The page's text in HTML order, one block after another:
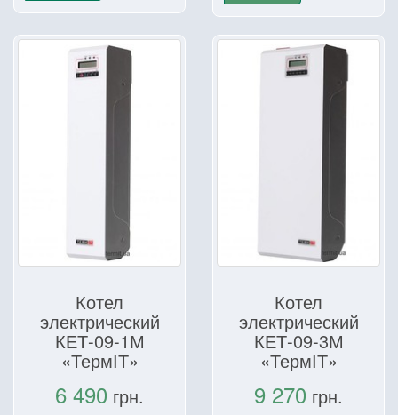
Котел
электрический
КЕТ-09-1М
«ТермІТ»
6 490 грн.
Котел
электрический
КЕТ-09-3М
«ТермІТ»
9 270 грн.